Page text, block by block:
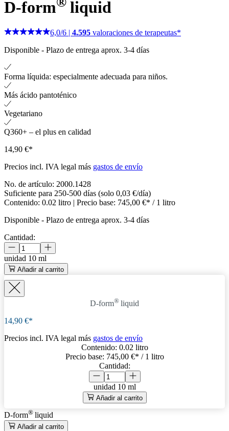
D-form liquid
6,0/6 | 4.595 valoraciones de terapeutas*
Disponible - Plazo de entrega aprox. 3-4 días
Forma líquida: especialmente adecuada para niños.
Más ácido pantoténico
Vegetariano
Q360+ – el plus en calidad
14,90 €*
Precios incl. IVA legal más gastos de envío
No. de artículo: 2000.1428
Suficiente para 250-500 días (solo 0,03 €/día)
Contenido: 0.02 litro | Precio base: 745,00 €* / 1 litro
Disponible - Plazo de entrega aprox. 3-4 días
Cantidad:
unidad 10 ml
Añadir al carrito
D-form® liquid
14,90 €*
Precios incl. IVA legal más gastos de envío
Contenido: 0.02 litro
Precio base: 745,00 €* / 1 litro
Cantidad:
unidad 10 ml
Añadir al carrito
D-form® liquid
Añadir al carrito